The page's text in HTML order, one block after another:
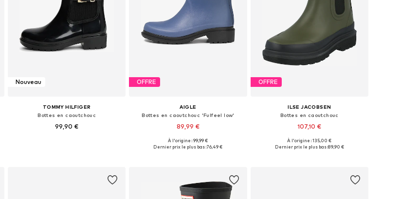
Nouveau
TOMMY HILFIGER
Bottes en caoutchouc
99,90 €
OFFRE
AIGLE
Bottes en caoutchouc 'Fulfeel low'
89,99 €
Tailles disponibles: 36, 38, 39, 40, 41
À l'origine : 99,99 €
Dernier prix le plus bas :76,49 €
OFFRE
ILSE JACOBSEN
Bottes en caoutchouc
107,10 €
Tailles disponibles: 36, 37, 38, 39, 40, 41
À l'origine : 135,00 €
Dernier prix le plus bas :89,90 €